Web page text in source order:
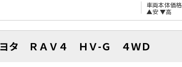
車両本体価格
▲安▼高
ヨタ ＲＡＶ４ ＨＶ-Ｇ ４ＷＤ